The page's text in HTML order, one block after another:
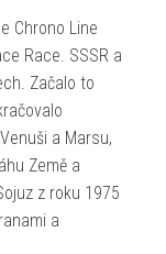
Chrono Line
Race. SSSR a
Začalo to
a Marsu,
Země a
z roku 1975
a